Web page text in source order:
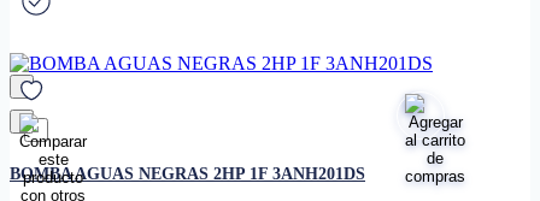
favorito
BOMBA AGUAS NEGRAS 2HP 1F 3ANH201DS